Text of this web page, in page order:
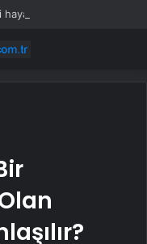
kaybetti